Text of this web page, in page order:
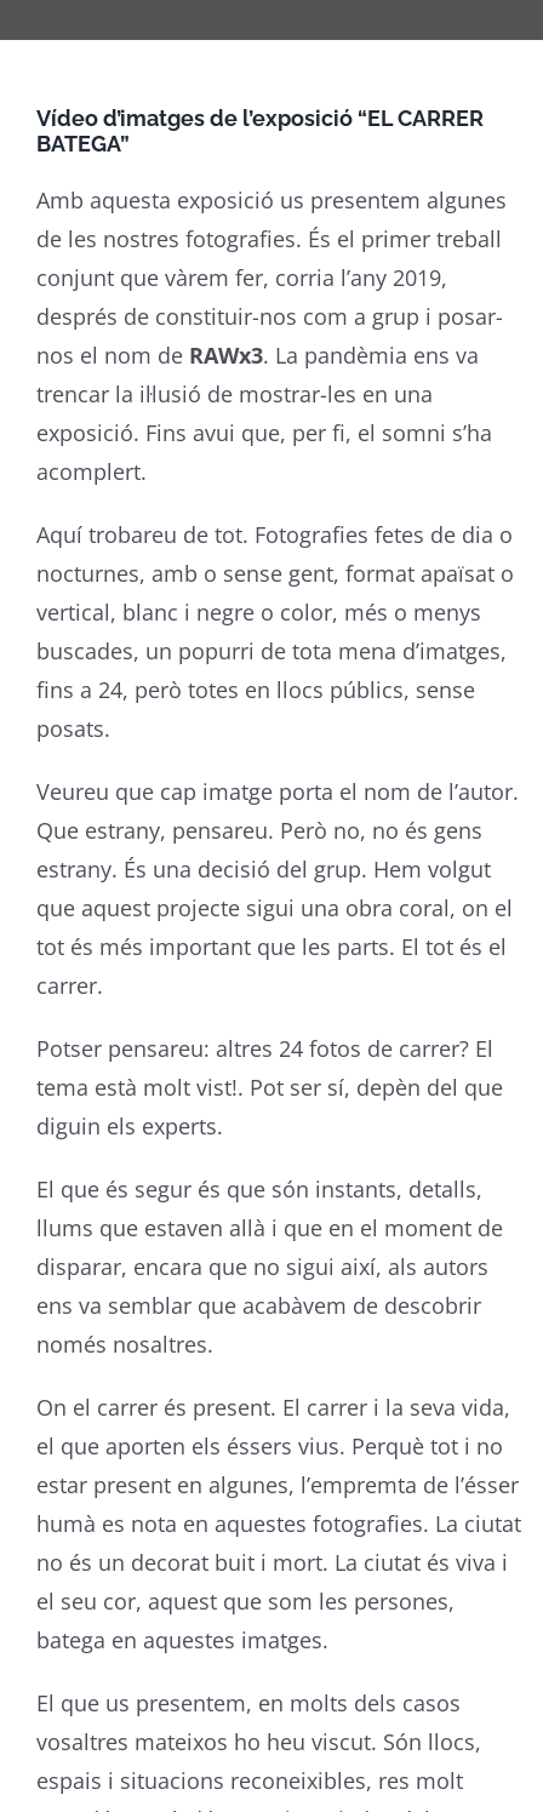
Vídeo d’imatges de l’exposició “EL CARRER
BATEGA”
Amb aquesta exposició us presentem algunes
de les nostres fotografies. És el primer treball
conjunt que vàrem fer, corria l’any 2019,
després de constituir-nos com a grup i posar-
nos el nom de RAWx3. La pandèmia ens va
trencar la il·lusió de mostrar-les en una
exposició. Fins avui que, per fi, el somni s’ha
acomplert.
Aquí trobareu de tot. Fotografies fetes de dia o
nocturnes, amb o sense gent, format apaïsat o
vertical, blanc i negre o color, més o menys
buscades, un popurri de tota mena d’imatges,
fins a 24, però totes en llocs públics, sense
posats.
Veureu que cap imatge porta el nom de l’autor.
Que estrany, pensareu. Però no, no és gens
estrany. És una decisió del grup. Hem volgut
que aquest projecte sigui una obra coral, on el
tot és més important que les parts. El tot és el
carrer.
Potser pensareu: altres 24 fotos de carrer? El
tema està molt vist!. Pot ser sí, depèn del que
diguin els experts.
El que és segur és que són instants, detalls,
llums que estaven allà i que en el moment de
disparar, encara que no sigui així, als autors
ens va semblar que acabàvem de descobrir
només nosaltres.
On el carrer és present. El carrer i la seva vida,
el que aporten els éssers vius. Perquè tot i no
estar present en algunes, l’empremta de l’ésser
humà es nota en aquestes fotografies. La ciutat
no és un decorat buit i mort. La ciutat és viva i
el seu cor, aquest que som les persones,
batega en aquestes imatges.
El que us presentem, en molts dels casos
vosaltres mateixos ho heu viscut. Són llocs,
espais i situacions reconeixibles, res molt